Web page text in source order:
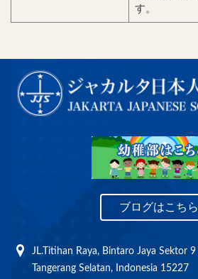
す。
ブログはこちら
JL.Titihan Raya, Bintaro Jaya Sektor 9
Tangerang Selatan,
Indonesia 15227